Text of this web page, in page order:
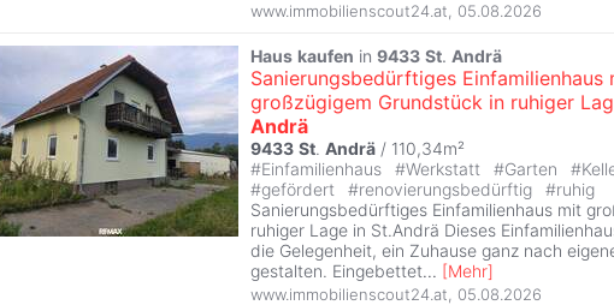
www.immobilienscout24.at, 05.08.2026
Haus kaufen in 9433 St. Andrä
Sanierungsbedürftiges Einfamilienhaus
großzügigem Grundstück in ruhiger
Andrä
9433 St. Andrä / 110,34m²
#Einfamilienhaus #Werkstatt #Garten #
#gefördert #renovierungsbedürftig #ruhig
Sanierungsbedürftiges Einfamilienhaus mit
ruhiger Lage in St.Andrä Dieses
die Gelegenheit, ein Zuhause ganz nach
gestalten. Eingebettet... [Mehr]
www.immobilienscout24.at 05.08.2026